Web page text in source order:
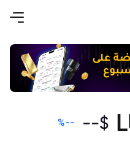
$
--
--
%